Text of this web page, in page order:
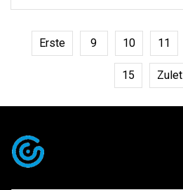
Erste 9 10 11
15